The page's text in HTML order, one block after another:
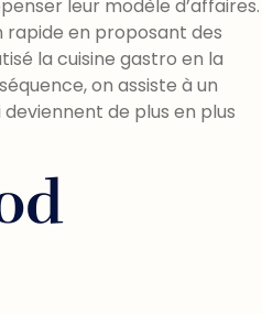
leur modèle d’affaires.
en proposant des
la cuisine gastro en la
on assiste à un
de plus en plus